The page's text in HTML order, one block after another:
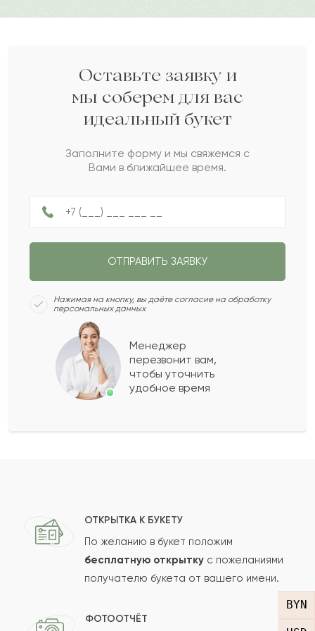
BYN
Н 2017-09-28
Нева
Ясмин
2010-06-04
Глеб
Дарья
Г Гарыш
Епифан
Омирше
Ваше имя
Ваш e-mail
Оставьте заявку и
мы соберем для вас
идеальный букет
Заполните форму и мы свяжемся с
Вами в ближайшее время.
ОТПРАВИТЬ ЗАЯВКУ
Нажимая на кнопку, вы даёте согласие на обработку
персональных данных
Менеджер
перезвонит вам,
чтобы уточнить
удобное время
ОТКРЫТКА К БУКЕТУ
По желанию в букет положим
бесплатную открытку с пожеланиями
получателю букета от вашего имени.
ФОТООТЧЁТ